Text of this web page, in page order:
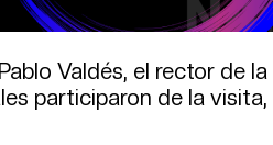
Valdés, el rector de
participaron de la